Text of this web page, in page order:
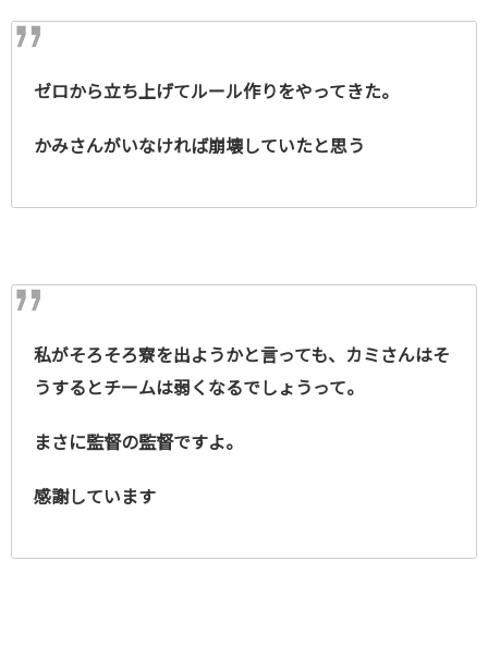
ゼロから立ち上げてルール作りをやってきた。
かみさんがいなければ崩壊していたと思う
私がそろそろ寮を出ようかと言っても、カミさんはそ
うするとチームは弱くなるでしょうって。
まさに監督の監督ですよ。
感謝しています